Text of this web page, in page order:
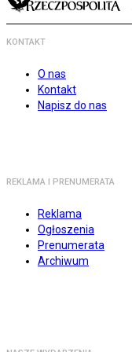
KONTAKT
O nas
Kontakt
Napisz do nas
REKLAMA I PRENUMERATA
Reklama
Ogłoszenia
Prenumerata
Archiwum